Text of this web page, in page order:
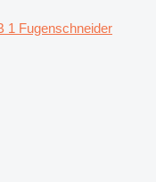
1 Fugenschneider